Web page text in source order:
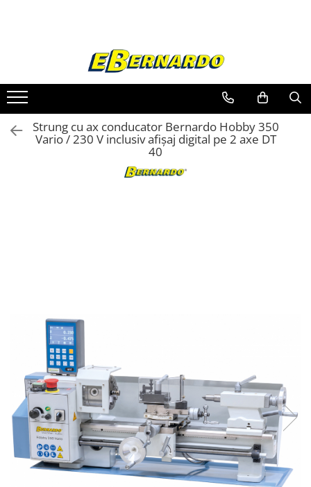
Prelucrare metal
Fierastraie pentru metal
Ferastraie mobile pentru metal
Fierastraie prelucrare metal
Ferastraie orizontale pentru metal
Ferastraie circulare pentru metal
Strunguri pentru metal
Strunguri CNC
Strunguri cu cutie de viteze
Strunguri cu surub de ghidare
Strunguri de precizie
Strunguri metal cu freza
Strunguri universale
Strunguri universale cu afisaj
Strung cu ax conducator Bernardo Hobby 350
Vario / 230 V inclusiv afișaj digital pe 2 axe DT
40